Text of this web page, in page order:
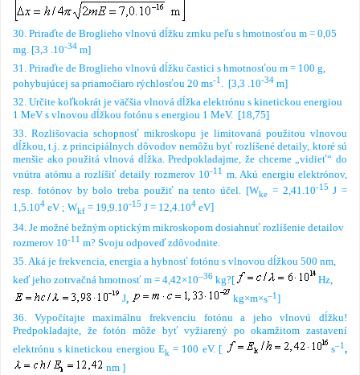
30. Priraďte de Broglieho vlnovú dĺžku zrnku peľu s hmotnosťou m = 0,05
mg. [3,3 .10-34 m]
31. Priraďte de Broglieho vlnovú dĺžku častici s hmotnosťou m = 100 g,
pohybujúcej sa priamočiaro rýchlosťou 20 ms-1 [3,3 .10-34 m]
32. Určite koľkokrát je väčšia vlnová dĺžka elektrónu s kinetickou energiou
1 MeV s vlnovou dĺžkou fotónu s energiou 1 MeV. [18,75]
33. Rozlišovacia schopnosť mikroskopu je limitovaná použitou vlnovou
dĺžkou, t.j. z principiálnych dôvodov nemôžu byť rozlíšené detaily, ktoré sú
menšie ako použitá vlnová dĺžka. Predpokladajme, že chceme „vidieť“ do
vnútra atómu a rozlíšiť detaily rozmerov 10-11 m. Akú energiu elektrónov,
resp. fotónov by bolo treba použiť na tento účel. [Wke = 2,41.10-15 J =
1,5.104 eV ; Wkf = 19,9.10-15 J = 12,4.104 eV]
34. Je možné bežným optickým mikroskopom dosiahnuť rozlíšenie detailov
rozmerov 10-11 m? Svoju odpoveď zdôvodnite.
35.Aká je frekvencia, energia a hybnosť fotónu s vlnovou dĺžkou 500 nm,
keď jeho zotrvačná hmotnosť m = 4,42×10–36 kg?[
Hz,
J, kg×m×s–1]
36.
Vypočítajte maximálnu frekvenciu fotónu a jeho vlnovú dĺžku!
Predpokladajte, že fotón môže byť vyžiarený po okamžitom zastavení
elektrónu s kinetickou energiou Ek = 100 eV. [ s–1,
nm ]